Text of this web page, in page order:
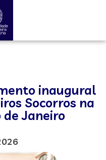
inaugural
Socorros na
de Janeiro